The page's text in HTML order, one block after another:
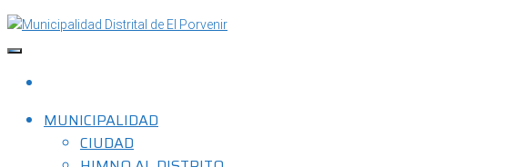
Capital del Calzado Peruano
MUNICIPALIDAD
CIUDAD